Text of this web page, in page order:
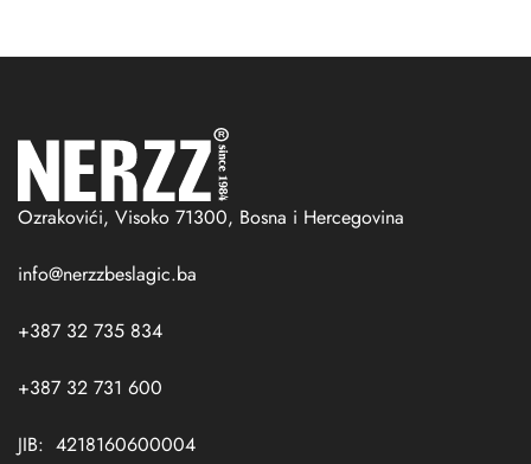
Ozrakovići, Visoko 71300, Bosna i Hercegovina
info@nerzzbeslagic.ba
+387 32 735 834
+387 32 731 600
JIB: 4218160600004